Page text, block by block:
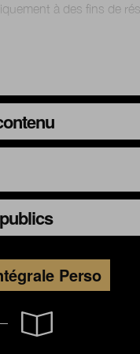
à des fins de
Perso